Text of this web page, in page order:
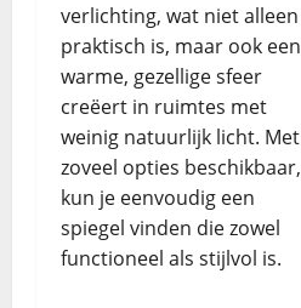
verlichting, wat niet alleen
praktisch is, maar ook een
warme, gezellige sfeer
creëert in ruimtes met
weinig natuurlijk licht. Met
zoveel opties beschikbaar,
kun je eenvoudig een
spiegel vinden die zowel
functioneel als stijlvol is.